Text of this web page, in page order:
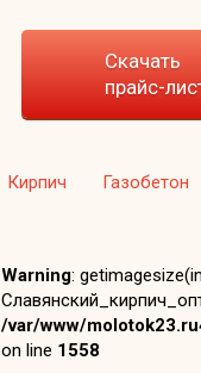
Скачать
прайс-
Кирпич Газобетон
Warning:
/var/www/
on line 1558